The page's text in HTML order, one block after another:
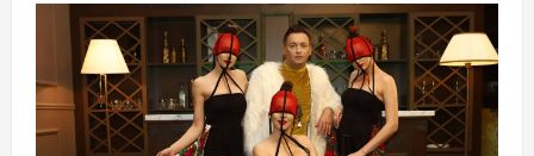
виходить
пригодницький
екшн
“Незвідане”